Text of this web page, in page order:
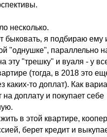
несколько.
быковать, я подбираю ему
"однушке", параллельно
эту "трешку" и вуаля - у
(тогда, в 2018 это
каких-то доплат). Как
на доплату и покупает себе
в этой квартире,
берет кредит и